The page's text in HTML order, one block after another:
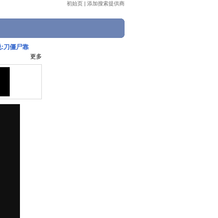
初始页 | 添加搜索提供商
刀僵尸靠
更多